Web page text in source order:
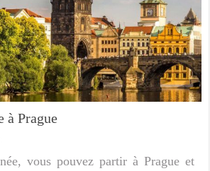
à Prague
vous pouvez partir à Prague et